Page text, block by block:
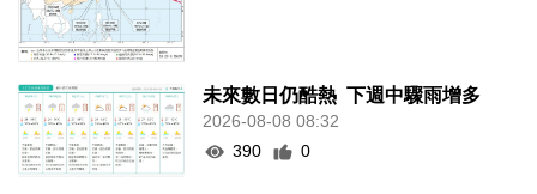
未來數日仍酷熱 下週中驟雨增多
2026-08-08 08:32
390
0